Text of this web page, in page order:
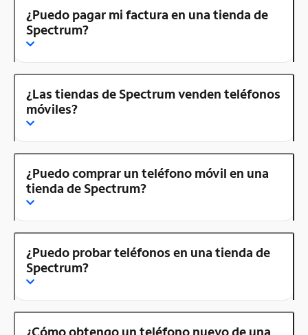
¿Puedo pagar mi factura en una tienda de
Spectrum?
¿Las tiendas de Spectrum venden teléfonos
móviles?
¿Puedo comprar un teléfono móvil en una
tienda de Spectrum?
¿Puedo probar teléfonos en una tienda de
Spectrum?
¿Cómo obtengo un teléfono nuevo de una